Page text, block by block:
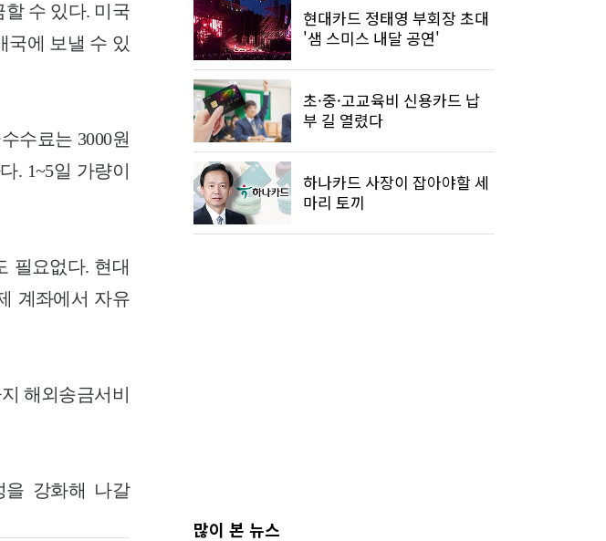
할 수 있다. 미국
국에 보낼 수 있
수료는 3000원
. 1~5일 가량이
필요없다. 현대
계좌에서 자유
해외송금서비
을 강화해 나갈
현대카드 정태영 부회장 초대
'샘 스미스 내달 공연'
초·중·고교육비 신용카드 납
부 길 열렸다
하나카드 사장이 잡아야할 세
마리 토끼
많이 본 뉴스